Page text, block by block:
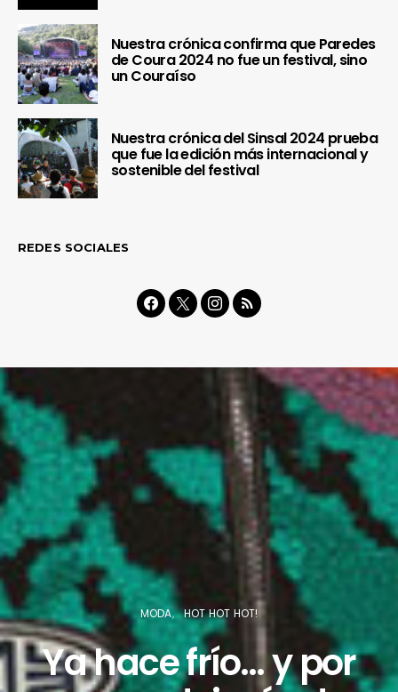
Nuestra crónica confirma que Paredes
de Coura 2024 no fue un festival, sino
un Couraíso
Nuestra crónica del Sinsal 2024 prueba
que fue la edición más internacional y
sostenible del festival
REDES SOCIALES
MODA HOT HOT HOT!
Ya hace frío… y por